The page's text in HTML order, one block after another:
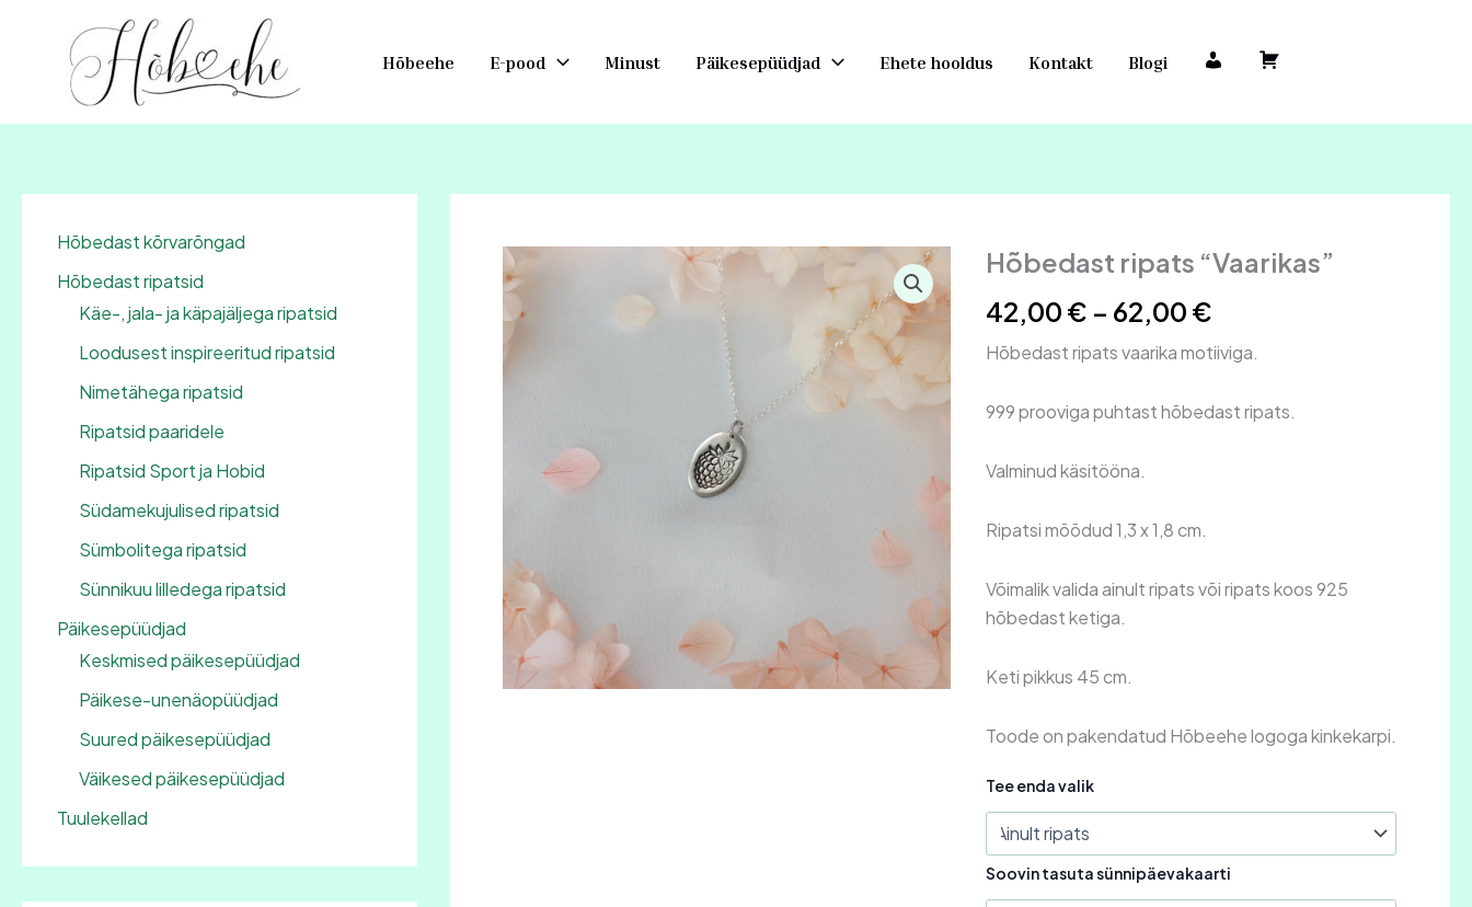
Hõbeehe E-pood Minust Päikesepüüdjad Ehete hooldus Kontakt Blogi
M
n
t
O
t
v
Hõbedast kõrvarõngad
Hõbedast ripatsid
Käe-, jala- ja käpajäljega ripatsid
Loodusest inspireeritud ripatsid
Nimetähega ripatsid
Ripatsid paaridele
Ripatsid Sport ja Hobid
Südamekujulised ripatsid
Sümbolitega ripatsid
Sünnikuu lilledega ripatsid
Päikesepüüdjad
Keskmised päikesepüüdjad
Päikese-unenäopüüdjad
Suured päikesepüüdjad
Väikesed päikesepüüdjad
Tuulekellad
Hõbedast ripats “Vaarikas”
42,00 € – 62,00 €
Hinnavahemik:
kuni
Hõbedast ripats vaarika motiiviga.
999 prooviga puhtast hõbedast ripats.
Valminud käsitööna.
Ripatsi mõõdud 1,3 x 1,8 cm.
Võimalik valida ainult ripats või ripats koos 925
hõbedast ketiga.
Keti pikkus 45 cm.
Toode on pakendatud Hõbeehe logoga kinkekarpi.
Tee enda valik
Soovin tasuta sünnipäevakaarti
Hõbedast
ripats
"Vaarikas"
kogus